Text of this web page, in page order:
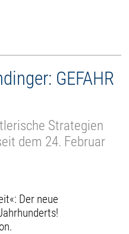
GEFAHR
Strategien
dem 24. Februar
Der neue